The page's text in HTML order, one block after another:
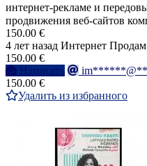
интернет-рекламе и
продвижения веб-сайтов
150.00 €
4 лет назад Интернет Продам
150.00 €
Написать
150.00 €
Удалить из избранного